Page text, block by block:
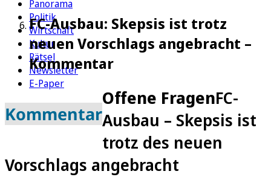
Panorama
Politik
Wirtschaft
Kultur
Rätsel
Newsletter
E-Paper
FC-Ausbau: Skepsis ist trotz
neuen Vorschlags angebracht –
Kommentar
Kommentar
Offene FragenFC-
Ausbau – Skepsis ist
trotz des neuen
Vorschlags angebracht